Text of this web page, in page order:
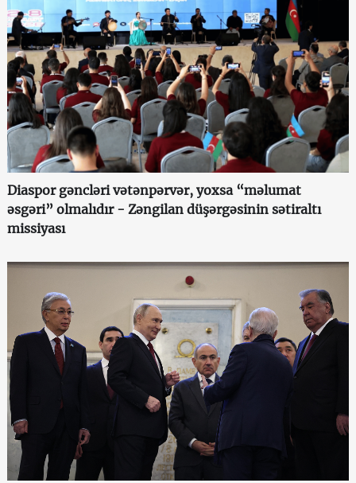
Diaspor gəncləri vətənpərvər, yoxsa “məlumat
əsgəri” olmalıdır - Zəngilan düşərgəsinin sətiraltı
missiyası